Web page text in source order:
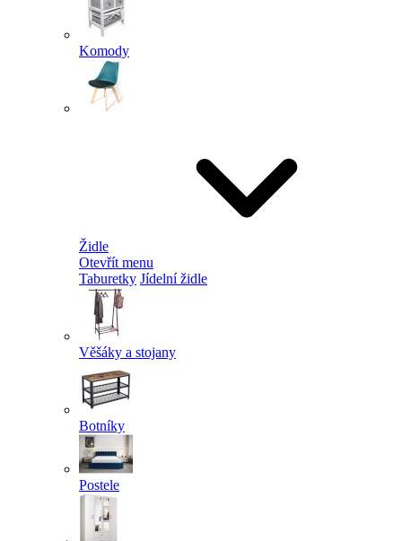
Komody
Židle
Otevřít menu
Taburetky Jídelní židle
Věšáky a stojany
Botníky
Postele